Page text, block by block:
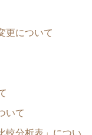
更について
いて